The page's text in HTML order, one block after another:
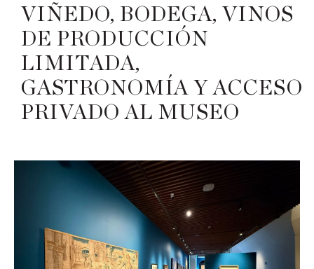
VIÑEDO, BODEGA, VINOS
DE PRODUCCIÓN
LIMITADA,
GASTRONOMÍA Y ACCESO
PRIVADO AL MUSEO